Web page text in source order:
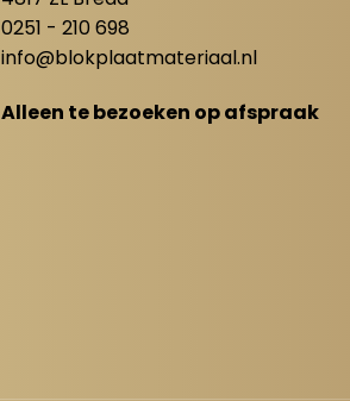
0251 - 210 698
info@blokplaatmateriaal.nl
Alleen te bezoeken op afspraak